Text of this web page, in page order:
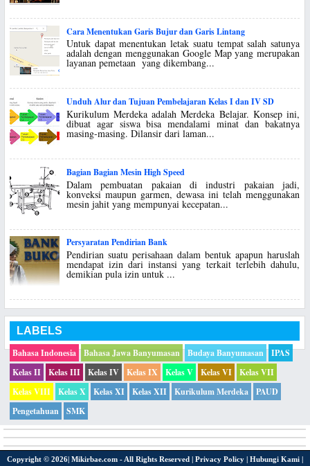
Cara Menentukan Garis Bujur dan Garis Lintang
Untuk dapat menentukan letak suatu tempat salah satunya
adalah dengan menggunakan Google Map yang merupakan
layanan pemetaan yang dikembang...
Unduh Alur dan Tujuan Pembelajaran Kelas I dan IV SD
Kurikulum Merdeka adalah Merdeka Belajar. Konsep ini,
dibuat agar siswa bisa mendalami minat dan bakatnya
masing-masing. Dilansir dari laman...
Bagian Bagian Mesin High Speed
Dalam pembuatan pakaian di industri pakaian jadi,
konveksi maupun garmen, dewasa ini telah menggunakan
mesin jahit yang mempunyai kecepatan...
Persyaratan Pendirian Bank
Pendirian suatu perisahaan dalam bentuk apapun haruslah
mendapat izin dari instansi yang terkait terlebih dahulu,
demikian pula izin untuk ...
LABELS
Bahasa Indonesia
Bahasa Jawa Banyumasan Budaya Banyumasan
IPAS
Kelas II
Kelas III Kelas IV Kelas IX Kelas V Kelas VI
Kelas VII
Kelas VIII
Kelas X Kelas XI Kelas XII Kurikulum Merdeka
PAUD
Pengetahuan
SMK
Copyright © 2026| Mikirbae.com - All Rights Reserved | Privacy Policy | Hubungi Kami |